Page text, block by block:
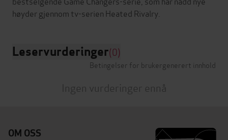
Leservurderinger(0)
Betingelser for brukergenerert innhold
Ingen vurderinger ennå
OM OSS